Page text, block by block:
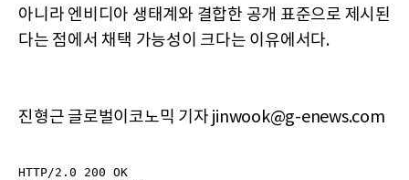
아니라 엔비디아 생태계와 결합한 공개 표준으로 제시된
다는 점에서 채택 가능성이 크다는 이유에서다.
진형근 글로벌이코노믹 기자 jinwook@g-enews.com